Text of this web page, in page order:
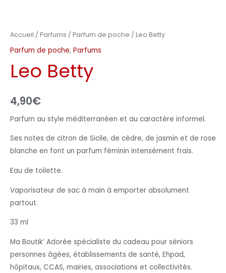
Accueil / Parfums / Parfum de poche / Leo Betty
Parfum de poche, Parfums
Leo Betty
4,90€
Parfum au style méditerranéen et au caractère informel.
Ses notes de citron de Sicile, de cèdre, de jasmin et de rose
blanche en font un parfum féminin intensément frais.
Eau de toilette.
Vaporisateur de sac à main à emporter absolument
partout.
33 ml
Ma Boutik’ Adorée spécialiste du cadeau pour séniors
personnes âgées, établissements de santé, Ehpad,
hôpitaux, CCAS, mairies, associations et collectivités.